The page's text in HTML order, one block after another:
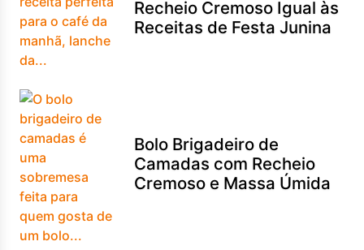
Recheio Cremoso Igual às
Receitas de Festa Junina
Bolo Brigadeiro de
Camadas com Recheio
Cremoso e Massa Úmida